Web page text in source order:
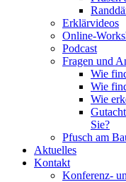
Erklärvideos
Online-
Podcast
Fragen und
Wie
Wie
Wie
Sie?
Pfusch am
Aktuelles
Kontakt
Konferenz-